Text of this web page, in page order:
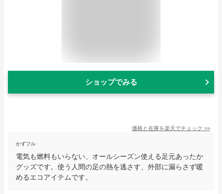
ショップでみる
価格と在庫を楽天でチェック >>
かずフル
電気も燃料もいらない、オールシーズン使える足元あったか
グッズです。使う人間の足の熱を逃さす、外部に漏らさず暖
めるエコアイテムです。